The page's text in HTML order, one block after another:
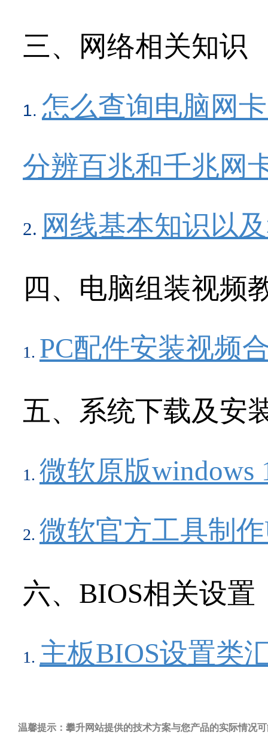
三、网络相关知识
怎么查询电脑网
分辨百兆和千兆网
网线基本知识以
四、电脑组装视频
PC配件安装视频
五、系统下载及安
微软原版windows
微软官方工具制
六、BIOS相关设置
主板BIOS设置类
温馨提示：攀升网站提供的技术方案与您产品的实际情况